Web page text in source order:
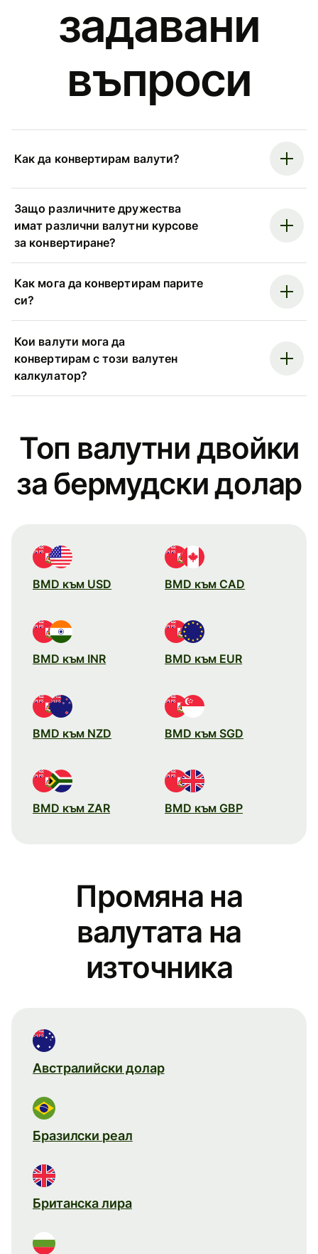
задавани
въпроси
Как да конвертирам валути?
Защо различните дружества
имат различни валутни курсове
за конвертиране?
Как мога да конвертирам парите
си?
Кои валути мога да
конвертирам с този валутен
калкулатор?
Топ валутни двойки
за бермудски долар
BMD към USD BMD към CAD
BMD към INR BMD към EUR
BMD към NZD BMD към SGD
BMD към ZAR BMD към GBP
Промяна на
валутата на
източника
Австралийски долар
Бразилски реал
Британска лира